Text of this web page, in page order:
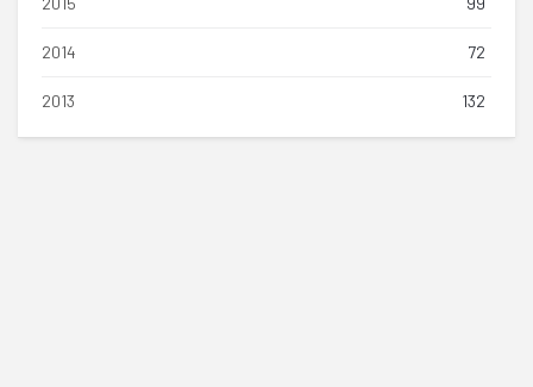
2014 72
2013 132